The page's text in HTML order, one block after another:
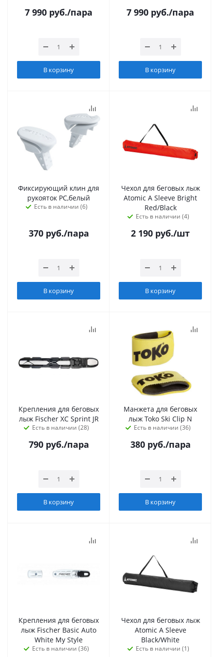
7 990 руб./пара
В корзину
7 990 руб./пара
В корзину
Фиксирующий клин для
рукояток PC,белый
Есть в наличии (6)
370руб./пара
В корзину
Чехол для беговых лыж
Atomic A Sleeve Bright
Red/Black
Есть в наличии (4)
2 190 руб./шт
В корзину
Крепления для беговых
лыж Fischer XC Sprint JR
Есть в наличии (28)
790руб./пара
В корзину
Манжета для беговых
лыж Toko Ski Clip N
Есть в наличии (36)
380руб./пара
В корзину
Крепления для беговых
лыж Fischer Basic Auto
White My Style
Есть в наличии (36)
Чехол для беговых лыж
Atomic A Sleeve
Black/White
Есть в наличии (1)